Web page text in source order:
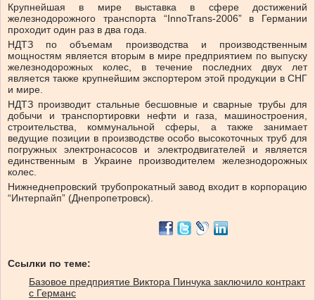
Крупнейшая в мире выставка в сфере достижений
железнодорожного транспорта “InnoTrans-2006” в Германии
проходит один раз в два года.
НДТЗ по объемам производства и производственным
мощностям является вторым в мире предприятием по выпуску
железнодорожных колес, в течение последних двух лет
является также крупнейшим экспортером этой продукции в СНГ
и мире.
НДТЗ производит стальные бесшовные и сварные трубы для
добычи и транспортировки нефти и газа, машиностроения,
строительства, коммунальной сферы, а также занимает
ведущие позиции в производстве особо высокоточных труб для
погружных электронасосов и электродвигателей и является
единственным в Украине производителем железнодорожных
колес.
Нижнеднепровский трубопрокатный завод входит в корпорацию
“Интерпайп” (Днепропетровск).
Ссылки по теме:
Базовое предприятие Виктора Пинчука заключило контракт
с Германс